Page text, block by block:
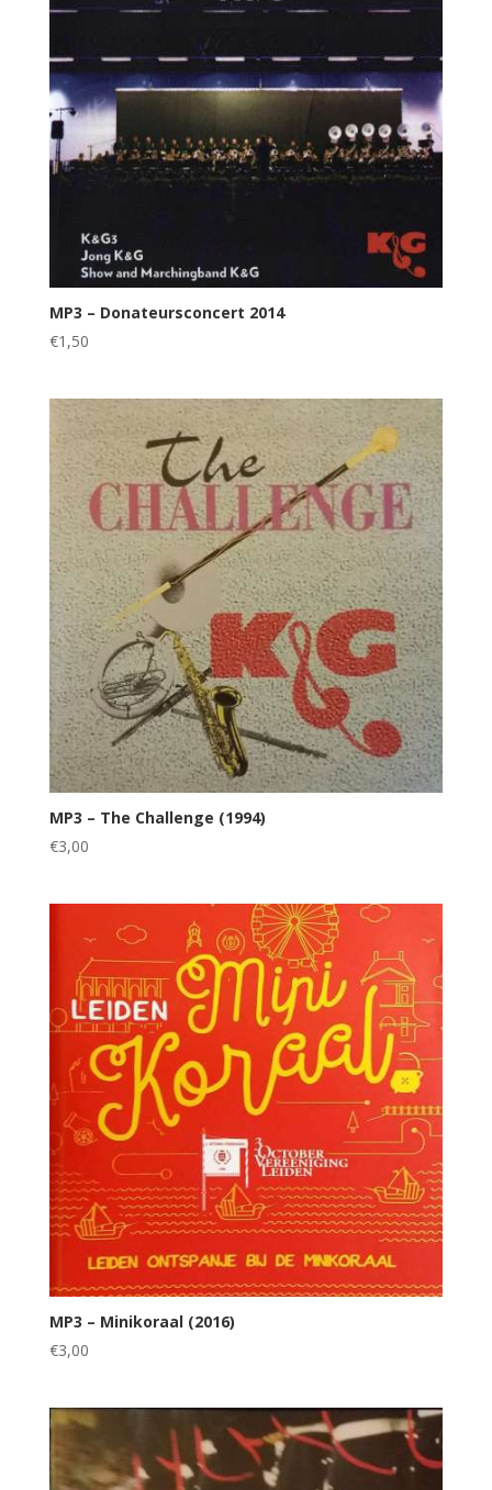
MP3 – Donateursconcert 2014
€1,50
MP3 – The Challenge (1994)
€3,00
MP3 – Minikoraal (2016)
€3,00